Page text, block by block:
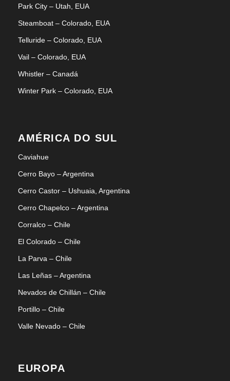
Park City – Utah, EUA
Steamboat – Colorado, EUA
Telluride – Colorado, EUA
Vail – Colorado, EUA
Whistler – Canadá
Winter Park – Colorado, EUA
AMÉRICA DO SUL
Caviahue
Cerro Bayo – Argentina
Cerro Castor – Ushuaia, Argentina
Cerro Chapelco – Argentina
Corralco – Chile
El Colorado – Chile
La Parva – Chile
Las Leñas – Argentina
Nevados de Chillán – Chile
Portillo – Chile
Valle Nevado – Chile
EUROPA